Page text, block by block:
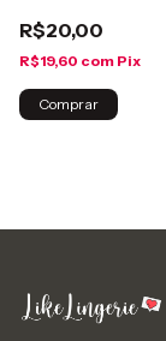
R$20,00
R$19,60 com Pix
Comprar